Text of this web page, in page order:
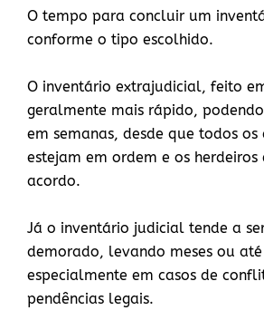
O tempo para concluir um
conforme o tipo escolhido.
O inventário extrajudicial, feito
geralmente mais rápido,
em semanas, desde que todos os
estejam em ordem e os herdeiros
acordo.
Já o inventário judicial tende a
demorado, levando meses ou até
especialmente em casos de
pendências legais.